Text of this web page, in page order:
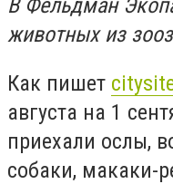
В Фельдман
животных из
Как пишет
августа на 1
приехали ослы,
собаки, макаки-